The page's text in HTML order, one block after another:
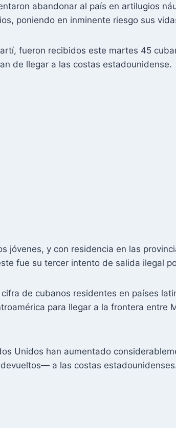
abandonar al país en artilugios
poniendo en inminente riesgo sus
fueron recibidos este martes 45
de llegar a las costas estadounidense.
jóvenes, y con residencia en las
fue su tercer intento de salida ilegal
de cubanos residentes en países
para llegar a la frontera entre
Unidos han aumentado
a las costas